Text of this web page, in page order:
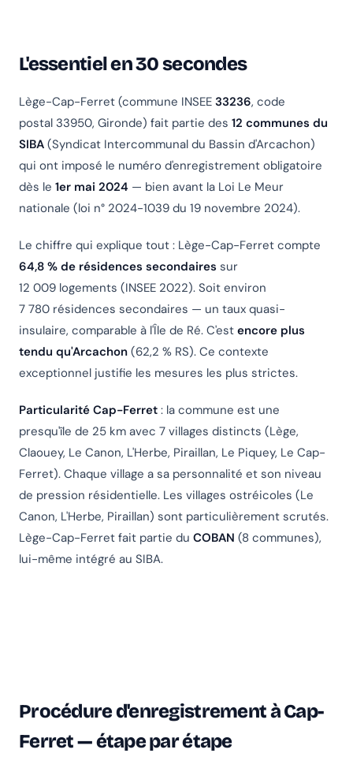
L'essentiel en 30 secondes
Lège-Cap-Ferret (commune INSEE 33236, code
postal 33950, Gironde) fait partie des 12 communes du
SIBA (Syndicat Intercommunal du Bassin d'Arcachon)
qui ont imposé le numéro d'enregistrement obligatoire
dès le 1er mai 2024 — bien avant la Loi Le Meur
nationale (loi n° 2024-1039 du 19 novembre 2024).
Le chiffre qui explique tout : Lège-Cap-Ferret compte
64,8 % de résidences secondaires sur
12 009 logements (INSEE 2022). Soit environ
7 780 résidences secondaires — un taux quasi-
insulaire, comparable à l'Île de Ré. C'est encore plus
tendu qu'Arcachon (62,2 % RS). Ce contexte
exceptionnel justifie les mesures les plus strictes.
Particularité Cap-Ferret : la commune est une
presqu'île de 25 km avec 7 villages distincts (Lège,
Claouey, Le Canon, L'Herbe, Piraillan, Le Piquey, Le Cap-
Ferret). Chaque village a sa personnalité et son niveau
de pression résidentielle. Les villages ostréicoles (Le
Canon, L'Herbe, Piraillan) sont particulièrement scrutés.
Lège-Cap-Ferret fait partie du COBAN (8 communes),
lui-même intégré au SIBA.
Procédure d'enregistrement à Cap-
Ferret — étape par étape